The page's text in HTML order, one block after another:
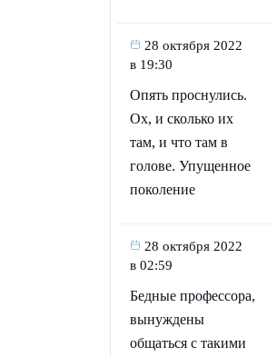
28 октября 2022
в 19:30
Опять проснулись.
Ох, и сколько их
там, и что там в
голове. Упущенное
поколение
28 октября 2022
в 02:59
Бедные профессора,
вынуждены
общаться с такими